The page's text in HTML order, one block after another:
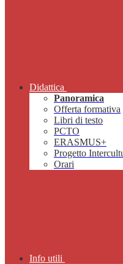
Didattica
Panoramica
Offerta formativa
Libri di testo
PCTO
ERASMUS+
Progetto
Orari
Info utili